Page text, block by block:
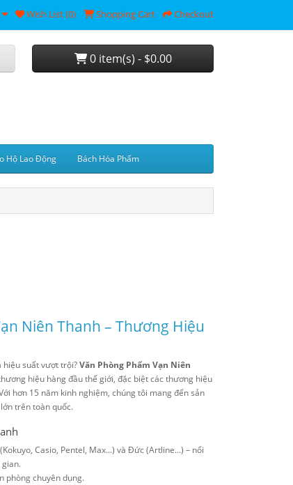
Wish List (0) Shopping Cart Checkout
0 item(s) - $0.00
Hộ Lao Động Bách Hóa Phẩm
Niên Thanh – Thương Hiệu
hiệu suất vượt trội?Văn Phòng Phẩm Vạn Niên
hiệu hàng đầu thế giới, đặc biệt các thương hiệu
hơn 15 năm kinh nghiệm, chúng tôi mang đến sản
trên toàn quốc.
Casio, Pentel, Max...) và Đức (Artline...) – nổi
phòng chuyên dụng.